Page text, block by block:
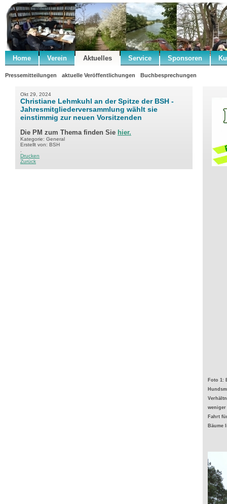
Home Verein Aktuelles Service Sponsoren
Pressemitteilungen aktuelle Veröffentlichungen Buchbesprechungen
Okt 29, 2024
Christiane Lehmkuhl an der Spitze der BSH -
Jahresmitgliederversammlung wählt sie
einstimmig zur neuen Vorsitzenden
Die PM zum Thema finden Sie hier.
Kategorie: General
Erstellt von: BSH
Drucken
Zurück
Foto 1:
Fahrt
Bäume